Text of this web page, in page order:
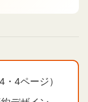
・4ページ）